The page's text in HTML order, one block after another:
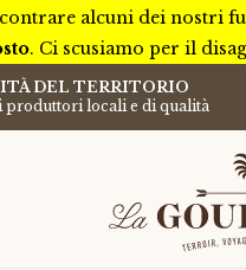
alcuni dei nostri
. Ci scusiamo per il
DEL TERRITORIO
produttori locali e di qualità